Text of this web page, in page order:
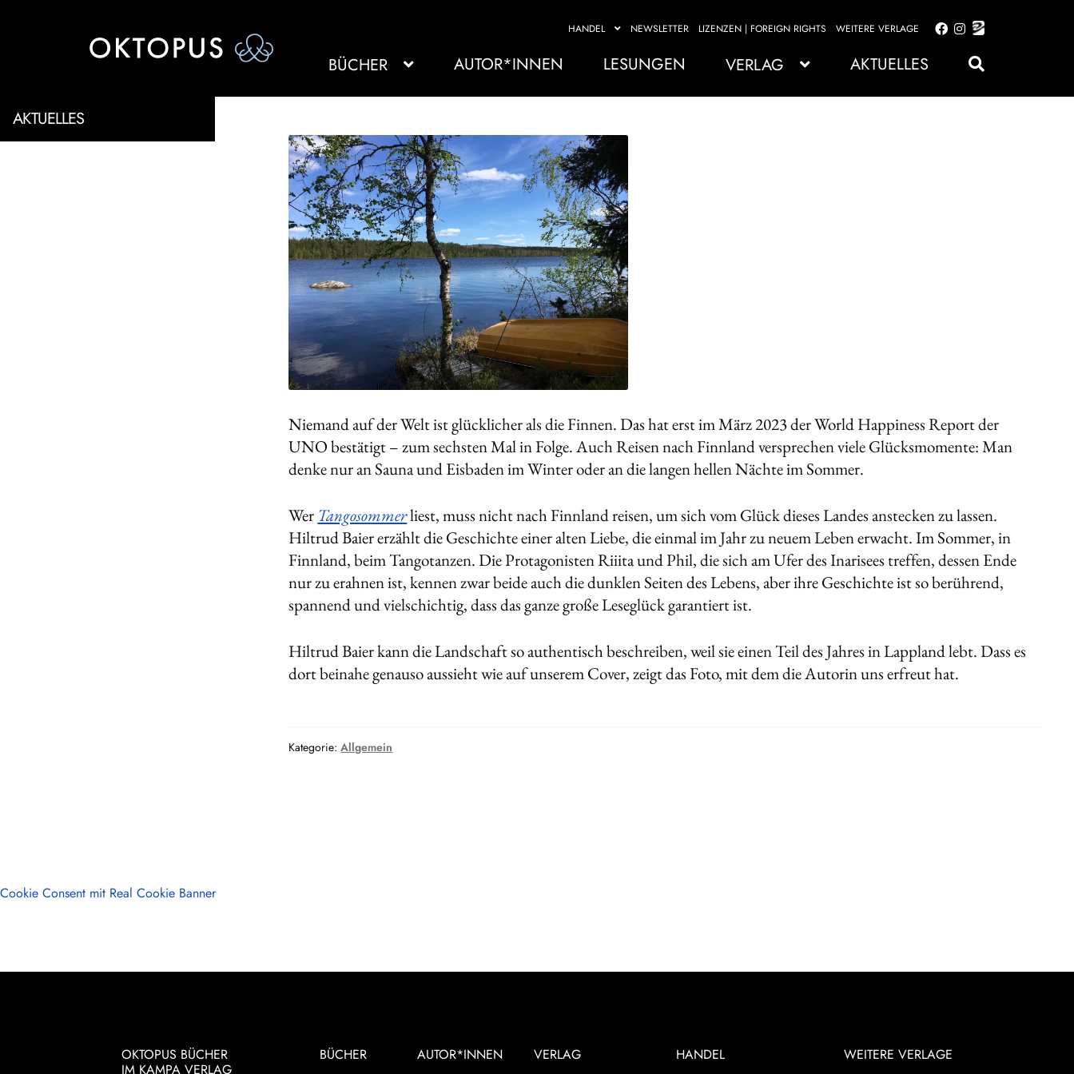
HANDEL NEWSLETTER LIZENZEN | FOREIGN RIGHTS WEITERE VERLAGE
Zur
springen
Zum
springen
BÜCHER AUTOR*INNEN LESUNGEN VERLAG AKTUELLES
AKTUELLES
Niemand auf der Welt ist glücklicher als die Finnen. Das hat erst im März 2023 der World Happiness Report der
UNO bestätigt – zum sechsten Mal in Folge. Auch Reisen nach Finnland versprechen viele Glücksmomente: Man
denke nur an Sauna und Eisbaden im Winter oder an die langen hellen Nächte im Sommer.
Wer Tangosommerliest, muss nicht nach Finnland reisen, um sich vom Glück dieses Landes anstecken zu lassen.
Hiltrud Baier erzählt die Geschichte einer alten Liebe, die einmal im Jahr zu neuem Leben erwacht. Im Sommer, in
Finnland, beim Tangotanzen. Die Protagonisten Riiita und Phil, die sich am Ufer des Inarisees treffen, dessen Ende
nur zu erahnen ist, kennen zwar beide auch die dunklen Seiten des Lebens, aber ihre Geschichte ist so berührend,
spannend und vielschichtig, dass das ganze große Leseglück garantiert ist.
Hiltrud Baier kann die Landschaft so authentisch beschreiben, weil sie einen Teil des Jahres in Lappland lebt. Dass es
dort beinahe genauso aussieht wie auf unserem Cover, zeigt das Foto, mit dem die Autorin uns erfreut hat.
Kategorie:Allgemein
OKTOPUS BÜCHER
IM KAMPA VERLAG
BÜCHER AUTOR*INNEN VERLAG HANDEL WEITERE VERLAGE
Cookie Consent mit Real Cookie Banner